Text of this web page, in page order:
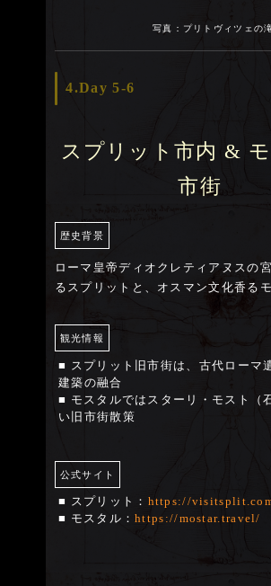
写真：プリトヴィツェの
4.Day 5-6
スプリット市内 &
市街
歴史背景
ローマ皇帝ディオクレティアヌスの
るスプリットと、オスマン文化香るモ
観光情報
■ スプリット旧市街は、古代ローマ
建築の融合
■ モスタルではスターリ・モスト（
い旧市街散策
公式サイト
■ スプリット： https://
■ モスタル：https://mostar.travel/